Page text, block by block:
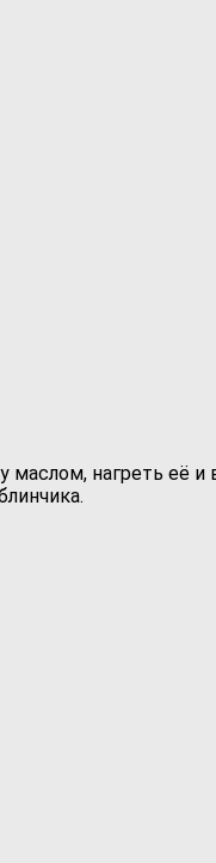
маслом, нагреть её